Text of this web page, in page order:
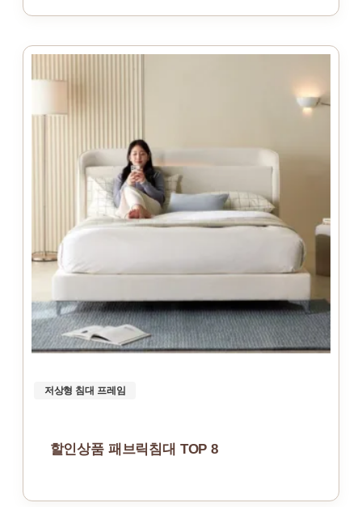
저상형 침대 프레임
할인상품 패브릭침대 TOP 8